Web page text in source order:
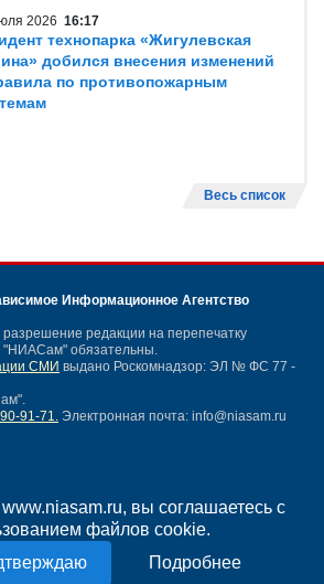
вы соглашаетесь с
файлов cookie.
Подробнее
2026 16:17
технопарка «Жигулевская
добился внесения изменений
по противопожарным
Весь список
Информационное Агентство
редакции на перепечатку
"НИАСам" обязательны.
СМИ выдано Роскомнадзор: ЭЛ № ФС 77 -
91-71. Электронная почта: info@niasam.ru
данных